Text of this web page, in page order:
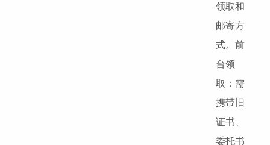
领取和
邮寄方
式。前
台领
取：需
携带旧
证书、
委托书